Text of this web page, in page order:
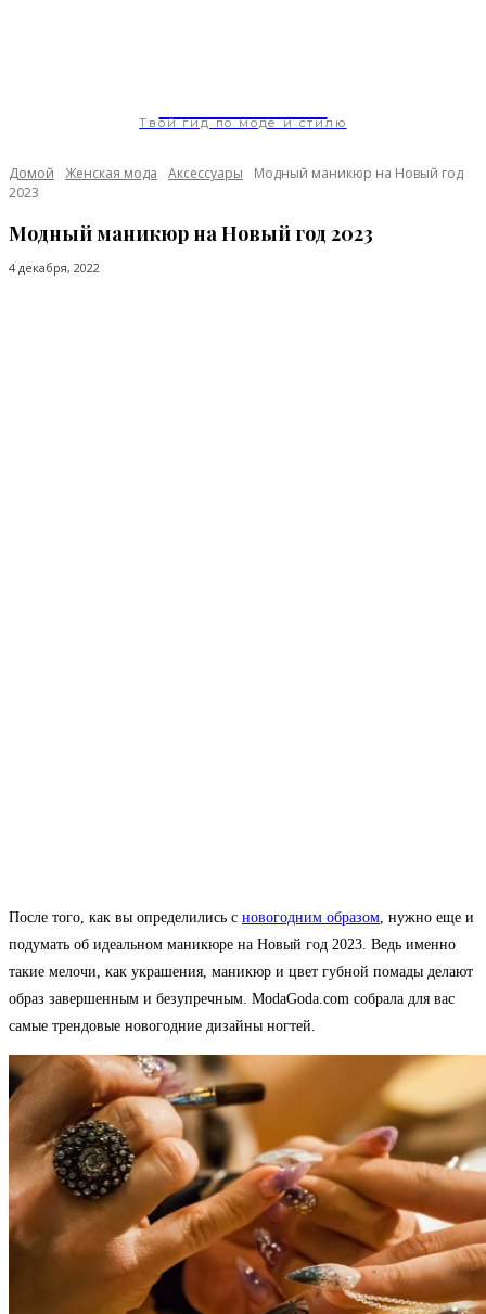
Твой гид по моде и стилю
Домой Женская мода Аксессуары
Модный маникюр на Новый год
2023
Модный маникюр на Новый год 2023
4 декабря, 2022
После того, как вы определились с новогодним образом, нужно еще и
подумать об идеальном маникюре на Новый год 2023. Ведь именно
такие мелочи, как украшения, маникюр и цвет губной помады делают
образ завершенным и безупречным. ModaGoda.com собрала для вас
самые трендовые новогодние дизайны ногтей.